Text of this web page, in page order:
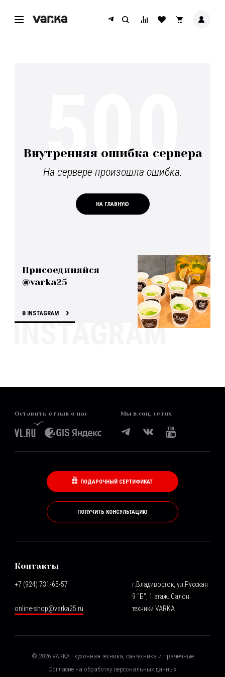
Внутренняя ошибка сервера
На сервере произошла ошибка.
НА ГЛАВНУЮ
500
Присоединяйся
@varka25
В INSTAGRAM
Оставить отзыв о нас Мы в соц. сетях
ПОДАРОЧНЫЙ СЕРТИФИКАТ
ПОЛУЧИТЬ КОНСУЛЬТАЦИЮ
Контакты
+7 (924) 731-65-57
online-shop@varka25.ru
г.Владивосток, ул.Русская
9 "Б", 1 этаж. Салон
техники VARKA
© 2026VARKA - кухонная техника, сантехника и прачечные
Согласие на обработку персональных данных